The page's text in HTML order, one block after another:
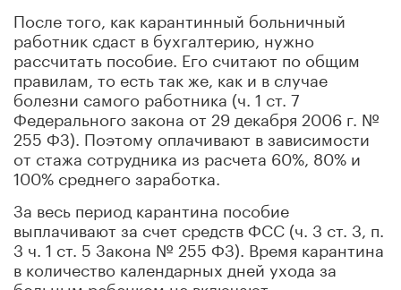
После того, как карантинный больничный
работник сдаст в бухгалтерию, нужно
рассчитать пособие. Его считают по общим
правилам, то есть так же, как и в случае
болезни самого работника (ч. 1 ст. 7
Федерального закона от 29 декабря 2006 г. №
255 ФЗ). Поэтому оплачивают в зависимости
от стажа сотрудника из расчета 60%, 80% и
100% среднего заработка.
За весь период карантина пособие
выплачивают за счет средств ФСС (ч. 3 ст. 3, п.
3 ч. 1 ст. 5 Закона № 255 ФЗ). Время карантина
в количество календарных дней ухода за